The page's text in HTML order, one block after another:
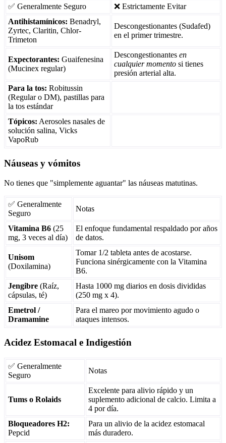
✅ Generalmente Seguro
❌ Estrictamente Evitar
Antihistamínicos: Benadryl,
Zyrtec, Claritin, Chlor-
Trimeton
Descongestionantes (Sudafed)
en el primer trimestre.
Expectorantes: Guaifenesina
(Mucinex regular)
Descongestionantes en
cualquier momento si tienes
presión arterial alta.
Para la tos: Robitussin
(Regular o DM), pastillas para
la tos estándar
Tópicos: Aerosoles nasales de
solución salina, Vicks
VapoRub
Náuseas y vómitos
No tienes que "simplemente aguantar" las náuseas matutinas.
✅ Generalmente
Seguro
Notas
Vitamina B6 (25
mg, 3 veces al día)
El enfoque fundamental respaldado por años
de datos.
Unisom
(Doxilamina)
Tomar 1/2 tableta antes de acostarse.
Funciona sinérgicamente con la Vitamina
B6.
Jengibre (Raíz,
cápsulas, té)
Hasta 1000 mg diarios en dosis divididas
(250 mg x 4).
Emetrol /
Dramamine
Para el mareo por movimiento agudo o
ataques intensos.
Acidez Estomacal e Indigestión
✅ Generalmente
Seguro
Notas
Tums o Rolaids
Excelente para alivio rápido y un
suplemento adicional de calcio. Limita a
4 por día.
Bloqueadores H2:
Pepcid
Para un alivio de la acidez estomacal
más duradero.